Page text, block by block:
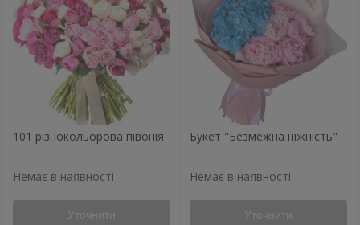
101 різнокольорова півонія
Немає в наявності
Уточнити
Букет "Безмежна ніжність"
Немає в наявності
Уточнити